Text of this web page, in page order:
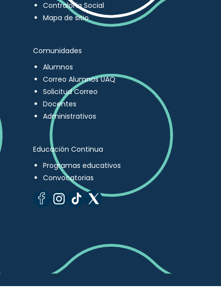
Contraloría Social
Mapa de sitio
Comunidades
Alumnos
Correo Alumnos UAQ
Solicitud Correo
Docentes
Administrativos
Educación Continua
Programas educativos
Convocatorias